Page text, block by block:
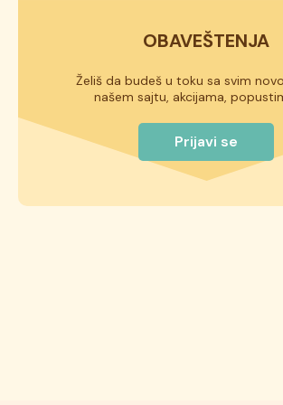
OBAVEŠTENJA
Želiš da budeš u toku sa svim
našem sajtu, akcijama,
Prijavi se